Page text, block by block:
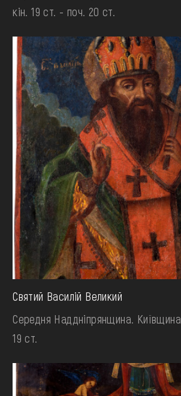
кін. 19 ст. - поч. 20 ст.
Святий Василій Великий
Середня Наддніпрянщина. Київщина
19 ст.